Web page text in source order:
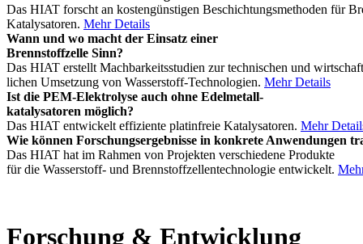
Das HIAT forscht an kostengünstigen Beschichtungsmethoden für
Katalysatoren. Mehr Details
Wann und wo macht der Einsatz einer
Brennstoffzelle Sinn?
Das HIAT erstellt Machbarkeitsstudien zur technischen und
lichen Umsetzung von Wasserstoff-Technologien. Mehr Details
Ist die PEM-Elektrolyse auch ohne Edelmetall-
katalysatoren möglich?
Das HIAT entwickelt effiziente platinfreie Katalysatoren. Mehr
Wie können Forschungsergebnisse in konkrete Anwendungen
Das HIAT hat im Rahmen von Projekten verschiedene Produkte
für die Wasserstoff- und Brennstoffzellentechnologie entwickelt.
Forschung & Entwicklung